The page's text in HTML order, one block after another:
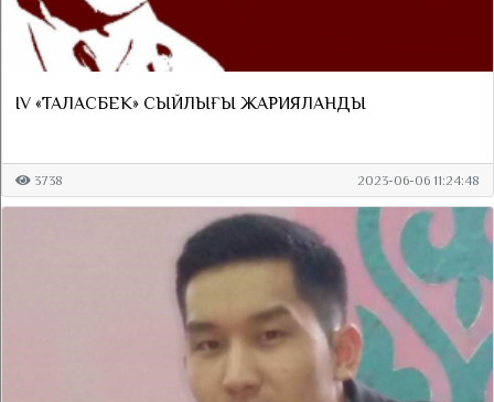
IV «ТАЛАСБЕК» СЫЙЛЫҒЫ ЖАРИЯЛАНДЫ
3738 2023-06-06 11:24:48